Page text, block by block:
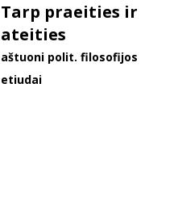
Tarp praeities ir
ateities
aštuoni polit. filosofijos
etiudai